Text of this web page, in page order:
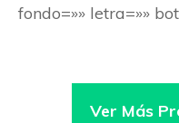
fondo=»» letra=»»
Ver Más